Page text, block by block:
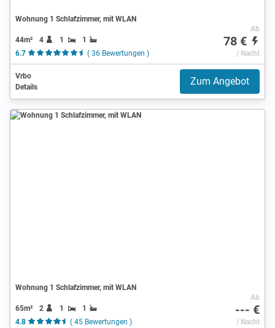
Wohnung 1 Schlafzimmer, mit WLAN
44m² 4 1
1
6.7
( 36 Bewertungen )
Ab
78 €
/ Nacht
Vrbo
Details
Zum Angebot
Wohnung 1 Schlafzimmer, mit WLAN
65m² 2 1
1
4.8
( 45 Bewertungen )
Ab
--- €
/ Nacht